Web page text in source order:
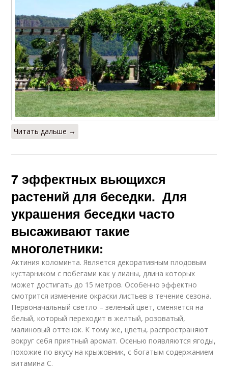
Читать дальше →
7 эффектных вьющихся
растений для беседки. Для
украшения беседки часто
высаживают такие
многолетники:
Актиния коломинта. Является декоративным плодовым
кустарником с побегами как у лианы, длина которых
может достигать до 15 метров. Особенно эффектно
смотрится изменение окраски листьев в течение сезона.
Первоначальный светло – зеленый цвет, сменяется на
белый, который переходит в желтый, розоватый,
малиновый оттенок. К тому же, цветы, распространяют
вокруг себя приятный аромат. Осенью появляются ягоды,
похожие по вкусу на крыжовник, с богатым содержанием
витамина С.